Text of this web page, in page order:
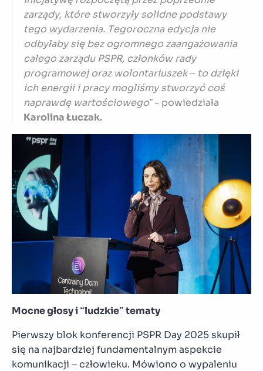
zarządy, które stworzyły solidne podstawy
tego wydarzenia. Tegoroczna edycja nie
odbyłaby się bez ogromnego zaangażowania
calego zarządu PSPR, członków rady
programowej oraz wolontariuszek – to dzięki
ich energii i pracy mogliśmy stworzyć coś
naprawdę wartościowego”- powiedziała
Karolina Łuczak.
Mocne głosy i “ludzkie” tematy
Pierwszy blok konferencji PSPR Day 2025 skupił
się na najbardziej fundamentalnym aspekcie
komunikacji – człowieku. Mówiono o wypaleniu